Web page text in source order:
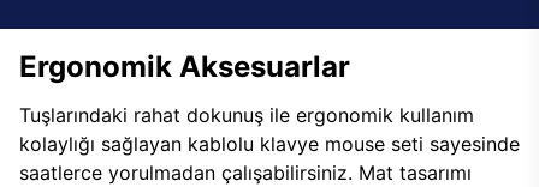
Ergonomik Aksesuarlar
Tuşlarındaki rahat dokunuş ile ergonomik kullanım
kolaylığı sağlayan kablolu klavye mouse seti sayesinde
saatlerce yorulmadan çalışabilirsiniz. Mat tasarımı